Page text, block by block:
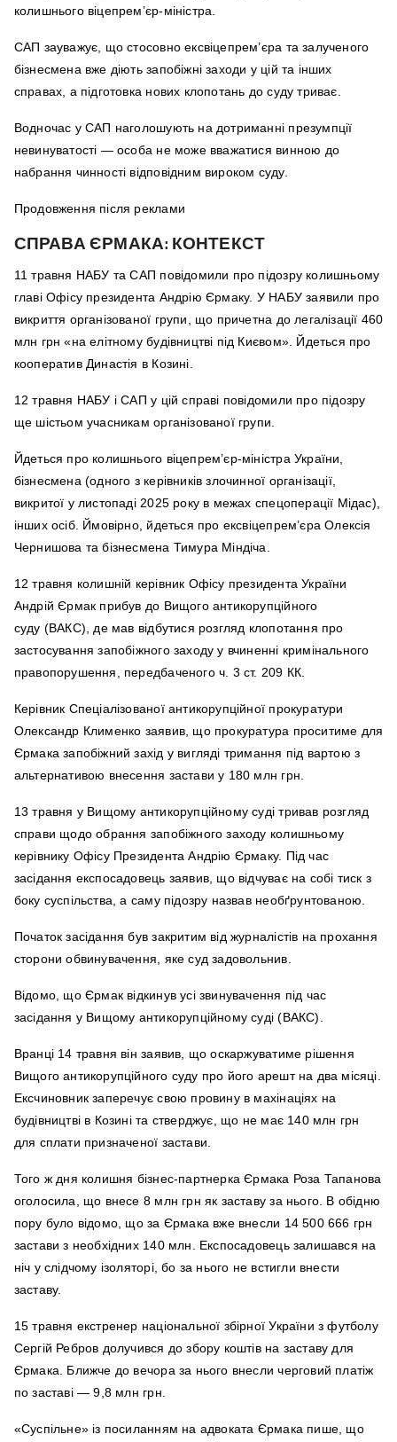
колишнього віцепрем’єр-міністра.
САП зауважує, що стосовно ексвіцепрем’єра та залученого
бізнесмена вже діють запобіжні заходи у цій та інших
справах, а підготовка нових клопотань до суду триває.
Водночас у САП наголошують на дотриманні презумпції
невинуватості — особа не може вважатися винною до
набрання чинності відповідним вироком суду.
Продовження після реклами
СПРАВА ЄРМАКА: КОНТЕКСТ
11 травня НАБУ та САП повідомили про підозру колишньому
главі Офісу президента Андрію Єрмаку. У НАБУ заявили про
викриття організованої групи, що причетна до легалізації 460
млн грн «на елітному будівництві під Києвом». Йдеться про
кооператив Династія в Козині.
12 травня НАБУ і САП у цій справі повідомили про підозру
ще шістьом учасникам організованої групи.
Йдеться про колишнього віцепрем’єр-міністра України,
бізнесмена (одного з керівників злочинної організації,
викритої у листопаді 2025 року в межах спецоперації Мідас),
інших осіб. Ймовірно, йдеться про ексвіцепрем’єра Олексія
Чернишова та бізнесмена Тимура Міндіча.
12 травня колишній керівник Офісу президента України
Андрій Єрмак прибув до Вищого антикорупційного
суду (ВАКС), де мав відбутися розгляд клопотання про
застосування запобіжного заходу у вчиненні кримінального
правопорушення, передбаченого ч. 3 ст. 209 КК.
Керівник Спеціалізованої антикорупційної прокуратури
Олександр Клименко заявив, що прокуратура проситиме для
Єрмака запобіжний захід у вигляді тримання під вартою з
альтернативою внесення застави у 180 млн грн.
13 травня у Вищому антикорупційному суді тривав розгляд
справи щодо обрання запобіжного заходу колишньому
керівнику Офісу Президента Андрію Єрмаку. Під час
засідання експосадовець заявив, що відчуває на собі тиск з
боку суспільства, а саму підозру назвав необґрунтованою.
Початок засідання був закритим від журналістів на прохання
сторони обвинувачення, яке суд задовольнив.
Відомо, що Єрмак відкинув усі звинувачення під час
засідання у Вищому антикорупційному суді (ВАКС).
Вранці 14 травня він заявив, що оскаржуватиме рішення
Вищого антикорупційного суду про його арешт на два місяці.
Ексчиновник заперечує свою провину в махінаціях на
будівництві в Козині та стверджує, що не має 140 млн грн
для сплати призначеної застави.
Того ж дня колишня бізнес-партнерка Єрмака Роза Тапанова
оголосила, що внесе 8 млн грн як заставу за нього. В обідню
пору було відомо, що за Єрмака вже внесли 14 500 666 грн
застави з необхідних 140 млн. Експосадовець залишався на
ніч у слідчому ізоляторі, бо за нього не встигли внести
заставу.
15 травня екстренер національної збірної України з футболу
Сергій Ребров долучився до збору коштів на заставу для
Єрмака. Ближче до вечора за нього внесли черговий платіж
по заставі — 9,8 млн грн.
«Суспільне» із посиланням на адвоката Єрмака пише, що